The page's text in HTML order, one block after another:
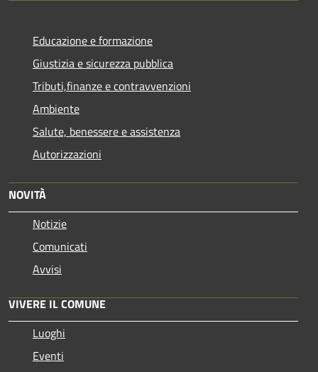
Educazione e formazione
Giustizia e sicurezza pubblica
Tributi,finanze e contravvenzioni
Ambiente
Salute, benessere e assistenza
Autorizzazioni
NOVITÀ
Notizie
Comunicati
Avvisi
VIVERE IL COMUNE
Luoghi
Eventi